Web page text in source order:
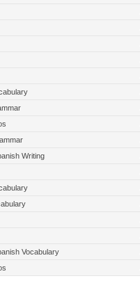
Writing
Vocabulary